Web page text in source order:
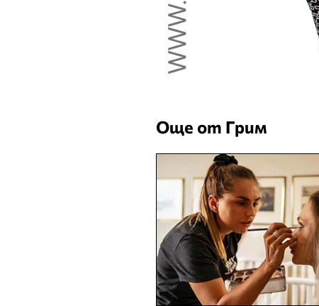
Още от Грим